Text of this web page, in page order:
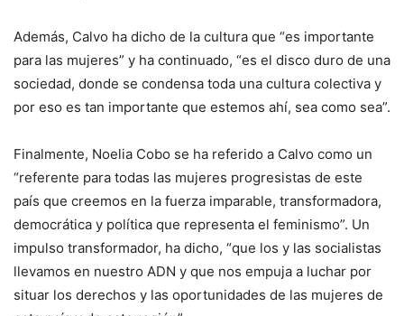
Además, Calvo ha dicho de la cultura que “es importante
para las mujeres” y ha continuado, “es el disco duro de una
sociedad, donde se condensa toda una cultura colectiva y
por eso es tan importante que estemos ahí, sea como sea”.
Finalmente, Noelia Cobo se ha referido a Calvo como un
“referente para todas las mujeres progresistas de este
país que creemos en la fuerza imparable, transformadora,
democrática y política que representa el feminismo”. Un
impulso transformador, ha dicho, “que los y las socialistas
llevamos en nuestro ADN y que nos empuja a luchar por
situar los derechos y las oportunidades de las mujeres de